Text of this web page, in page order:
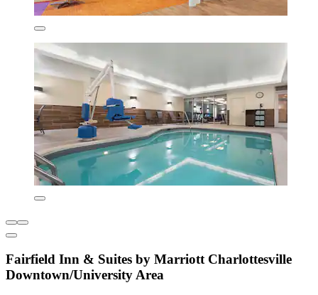
Fairfield Inn & Suites by Marriott Charlottesville
Downtown/University Area